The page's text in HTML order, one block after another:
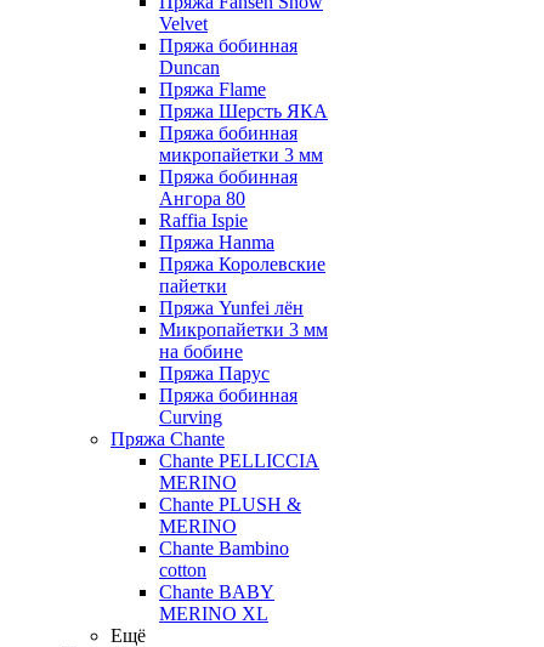
Velvet
Пряжа бобинная
Duncan
Пряжа Flame
Пряжа Шерсть ЯКА
Пряжа бобинная
микропайетки 3 мм
Пряжа бобинная
Ангора 80
Raffia Ispie
Пряжа Hanma
Пряжа Королевские
пайетки
Пряжа Yunfei лён
Микропайетки 3 мм
на бобине
Пряжа Парус
Пряжа бобинная
Curving
Пряжа Chante
Chante PELLICCIA
MERINO
Chante PLUSH &
MERINO
Chante Bambino
cotton
Chante BABY
MERINO XL
Ещё